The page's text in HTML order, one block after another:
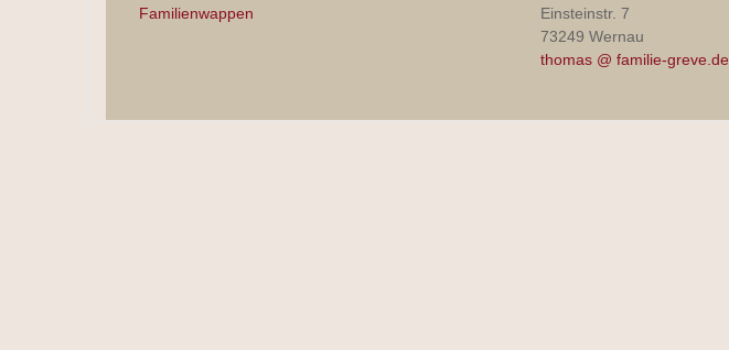
Familienwappen
Einsteinstr. 7
73249 Wernau
thomas @ familie-greve.de